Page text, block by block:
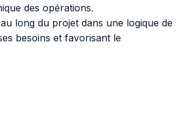
des opérations.
long du projet dans une logique de
besoins et favorisant le